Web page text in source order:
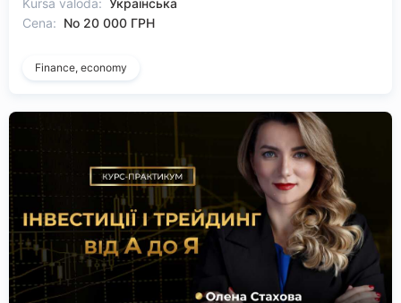
Cena: No 20 000 ГРН
Finance, economy